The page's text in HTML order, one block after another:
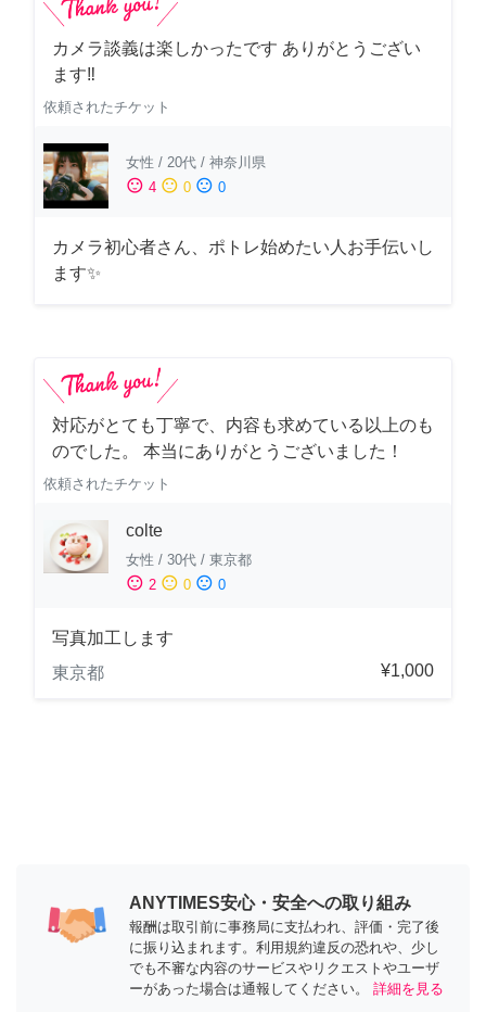
カメラ談義は楽しかったです ありがとうござい
ます‼️
依頼されたチケット
女性 / 20代 / 神奈川県
sentiment_satisfied 4 sentiment_neutral 0 sentiment_dissatisfied 0
カメラ初心者さん、ポトレ始めたい人お手伝いし
ます✨
対応がとても丁寧で、内容も求めている以上のも
のでした。 本当にありがとうございました！
依頼されたチケット
colte
女性 / 30代 / 東京都
sentiment_satisfied 2 sentiment_neutral 0 sentiment_dissatisfied 0
写真加工します
東京都
¥1,000
ANYTIMES安心・安全への取り組み
報酬は取引前に事務局に支払われ、評価・完了後
に振り込まれます。利用規約違反の恐れや、少し
でも不審な内容のサービスやリクエストやユーザ
ーがあった場合は通報してください。
詳細を見る